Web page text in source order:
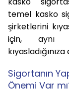
temel kasko
şirketlerini
için, aynı
Sigortanın
Önemi Var